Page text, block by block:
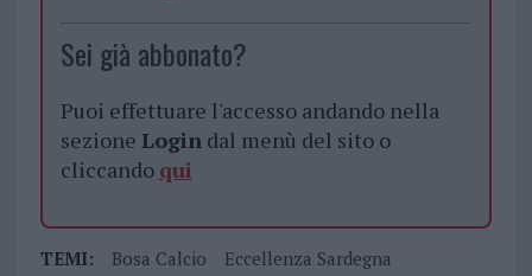
Sei già abbonato?
Puoi effettuare l'accesso andando nella
sezione Logindal menù del sito o
cliccando qui
TEMI: Bosa Calcio
Eccellenza Sardegna